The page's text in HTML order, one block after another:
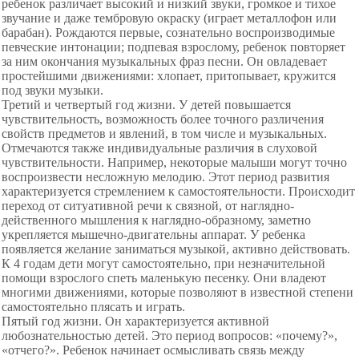
ребенок различает высокий и низкий звуки, громкое и тихое
звучание и даже тембровую окраску (играет металлофон или
барабан). Рождаются первые, сознательно воспроизводимые
певческие интонации; подпевая взрослому, ребенок повторяет
за ним окончания музыкальных фраз песни. Он овладевает
простейшими движениями: хлопает, притопывает, кружится
под звуки музыки.
Третий и четвертый год жизни. У детей повышается
чувствительность, возможность более точного различения
свойств предметов и явлений, в том числе и музыкальных.
Отмечаются также индивидуальные различия в слуховой
чувствительности. Например, некоторые малыши могут точно
воспроизвести несложную мелодию. Этот период развития
характеризуется стремлением к самостоятельности. Происходит
переход от ситуативной речи к связной, от наглядно-
действенного мышления к наглядно-образному, заметно
укрепляется мышечно-двигательны аппарат. У ребенка
появляется желание заниматься музыкой, активно действовать.
К 4 годам дети могут самостоятельно, при незначительной
помощи взрослого спеть маленькую песенку. Они владеют
многими движениями, которые позволяют в известной степени
самостоятельно плясать и играть.
Пятый год жизни. Он характеризуется активной
любознательностью детей. Это период вопросов: «почему?»,
«отчего?». Ребенок начинает осмысливать связь между